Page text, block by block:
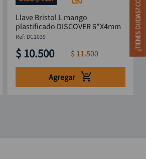
Llave Bristol L mango
plastificado DISCOVER 6"X4mm
: DC1039
$ 10.500 $11.500
Agregar